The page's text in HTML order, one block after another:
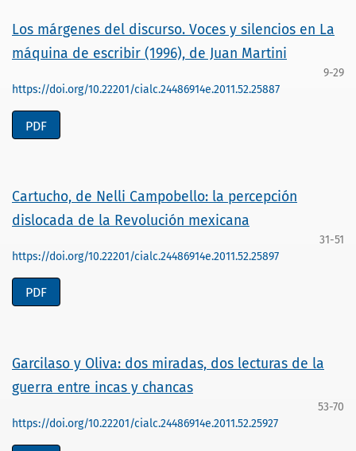
Los márgenes del discurso. Voces y silencios en La
máquina de escribir (1996), de Juan Martini
9-29
https://doi.org/10.22201/cialc.24486914e.2011.52.25887
PDF
Cartucho, de Nelli Campobello: la percepción
dislocada de la Revolución mexicana
31-51
https://doi.org/10.22201/cialc.24486914e.2011.52.25897
PDF
Garcilaso y Oliva: dos miradas, dos lecturas de la
guerra entre incas y chancas
53-70
https://doi.org/10.22201/cialc.24486914e.2011.52.25927